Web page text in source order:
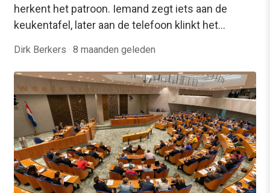
herkent het patroon. Iemand zegt iets aan de
keukentafel, later aan de telefoon klinkt het…
Dirk Berkers · 8 maanden geleden